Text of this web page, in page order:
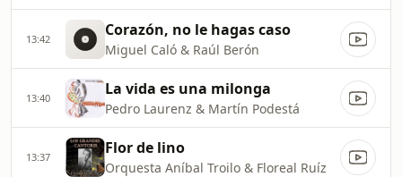
13:42 Corazón, no le hagas caso
Miguel Caló & Raúl Berón
13:40 La vida es una milonga
Pedro Laurenz & Martín Podestá
13:37 Flor de lino
Orquesta Aníbal Troilo & Floreal Ruíz